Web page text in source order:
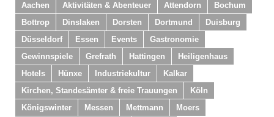
Aachen Aktivitäten & Abenteuer Attendorn
Bochum
Bottrop
Dinslaken Dorsten Dortmund
Duisburg
Düsseldorf
Essen Events
Gastronomie
Gewinnspiele
Grefrath Hattingen
Heiligenhaus
Hotels
Hünxe Industriekultur
Kalkar
Kirchen, Standesämter & freie Trauungen
Köln
Königswinter
Messen Mettmann
Moers